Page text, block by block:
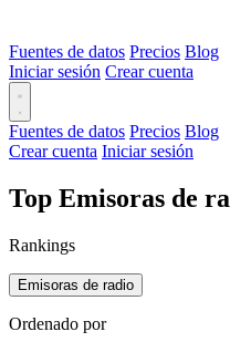
Fuentes de datos Precios Blog
Iniciar sesión Crear cuenta
Fuentes de datos Precios Blog
Crear cuenta Iniciar sesión
Top Emisoras de
Rankings
Emisoras de radio
Ordenado por